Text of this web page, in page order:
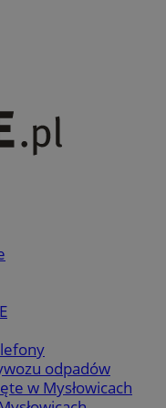
odpadów
w Mysłowicach